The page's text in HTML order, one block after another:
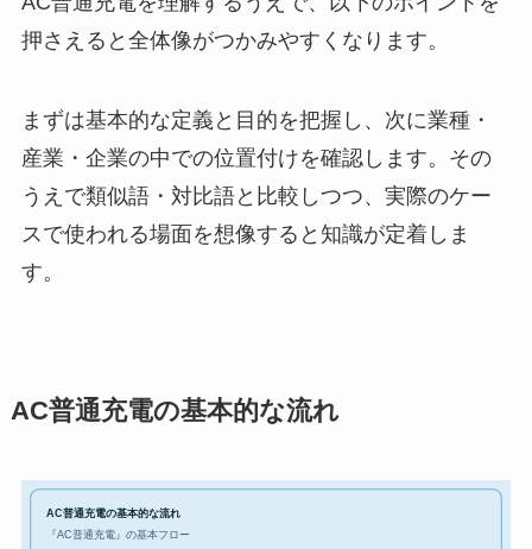
押さえると全体像がつかみやすくなります。
まずは基本的な定義と目的を把握し、次に業種・
産業・企業の中での位置付けを確認します。その
うえで類似語・対比語と比較しつつ、実際のケー
スで使われる場面を想像すると知識が定着しま
す。
AC普通充電の基本的な流れ
AC普通充電の基本的な流れ
『AC普通充電』の基本フロー